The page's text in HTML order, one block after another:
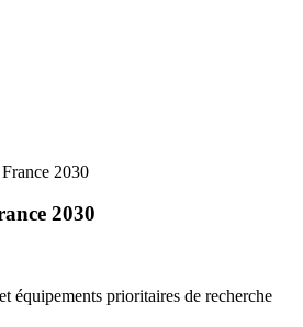
2030
2030
équipements prioritaires de recherche